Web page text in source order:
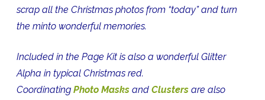
scrap all the Christmas photos from “today” and turn
the minto wonderful memories.
Included in the Page Kit is also a wonderful Glitter
Alpha in typical Christmas red.
Coordinating Photo Masks and Clusters are also